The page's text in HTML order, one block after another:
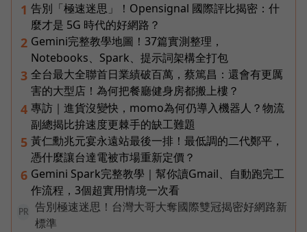
1 告別「極速迷思」！Opensignal 國際評比揭密：什
麼才是 5G 時代的好網路？
2 Gemini完整教學地圖！37篇實測整理，
Notebooks、Spark、提示詞架構全打包
3 全台最大全聯首日業績破百萬，蔡篤昌：還會有更厲
害的大型店！為何把餐廳健身房都搬上樓？
4 專訪｜進貨沒變快，momo為何仍導入機器人？物流
副總揭比拚速度更棘手的缺工難題
5 黃仁勳兆元宴永遠站最後一排！最低調的二代鄭平，
憑什麼讓台達電被市場重新定價？
6 Gemini Spark完整教學｜幫你讀Gmail、自動跑完工
作流程，3個超實用情境一次看
PR
告別極速迷思！台灣大哥大奪國際雙冠揭密好網路新
標準